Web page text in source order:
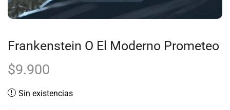
Frankenstein O El Moderno Prometeo
$9.900
Sin existencias